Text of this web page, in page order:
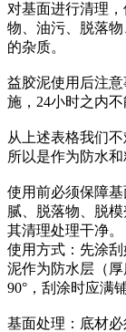
对基面进行清理
物、油污、脱落
的杂质。
益胶泥使用后注
施，24小时之内
从上述表格我们
所以是作为防水
使用前必须保障
腻、脱落物、脱
其清理处理干净。
使用方式：先涂
泥作为防水层（
90°，刮涂时应满
基面处理：底材